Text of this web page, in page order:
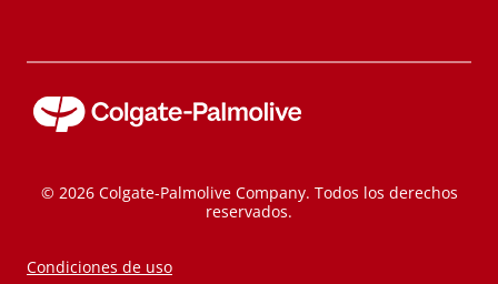
© 2026 Colgate-Palmolive Company. Todos los derechos
reservados.
Condiciones de uso